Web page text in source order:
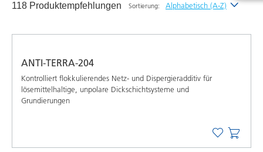
118 Produktempfehlungen Sortierung: Alphabetisch (A-Z)
ANTI-TERRA-204
Kontrolliert flokkulierendes Netz- und Dispergieradditiv für
lösemittelhaltige, unpolare Dickschichtsysteme und
Grundierungen